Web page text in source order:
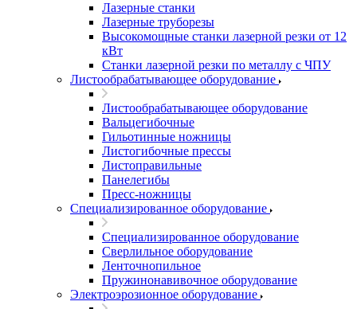
Лазерные станки
Лазерные труборезы
Высокомощные станки лазерной резки от 12
кВт
Станки лазерной резки по металлу с ЧПУ
Листообрабатывающее оборудование
Листообрабатывающее оборудование
Вальцегибочные
Гильотинные ножницы
Листогибочные прессы
Листоправильные
Панелегибы
Пресс-ножницы
Специализированное оборудование
Специализированное оборудование
Сверлильное оборудование
Ленточнопильное
Пружинонавивочное оборудование
Электроэрозионное оборудование